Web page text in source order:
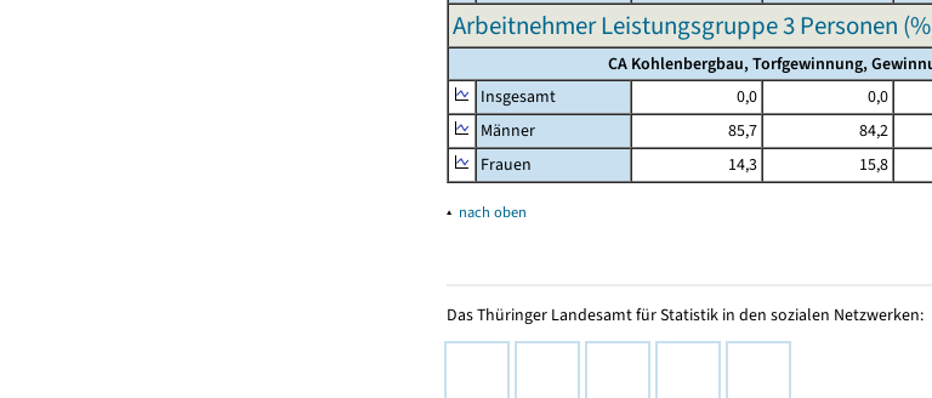
Arbeitnehmer Leistungsgruppe 3 Personen
CA Kohlenbergbau, Torfgewinnung,
Insgesamt
0,0 0,0
Männer
85,7 84,2
Frauen
14,3 15,8
▴ nach oben
Das Thüringer Landesamt für Statistik in den sozialen Netzwerken: